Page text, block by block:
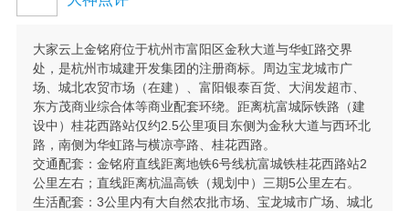
大家云上金铭府位于杭州市富阳区金秋大道与华虹路交界
处，是杭州市城建开发集团的注册商标。周边宝龙城市广
场、城北农贸市场（在建）、富阳银泰百货、大润发超市、
东方茂商业综合体等商业配套环绕。距离杭富城际铁路（建
设中）桂花西路站仅约2.5公里项目东侧为金秋大道与西环北
路，南侧为华虹路与横凉亭路、桂花西路。
交通配套：金铭府直线距离地铁6号线杭富城铁桂花西路站2
公里左右；直线距离杭温高铁（规划中）三期5公里左右。
生活配套：3公里内有大自然农批市场、宝龙城市广场、城北